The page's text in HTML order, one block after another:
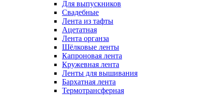
Для выпускников
Свадебные
Лента из тафты
Ацетатная
Лента органза
Шёлковые ленты
Капроновая лента
Кружевная лента
Ленты для вышивания
Бархатная лента
Термотрансферная